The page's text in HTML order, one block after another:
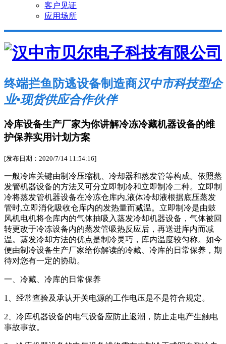
客户见证
应用场所
终端拦鱼防逃设备制造商汉中市科技型企
业•现货供应合作伙伴
冷库设备生产厂家为你讲解冷冻冷藏机器设备的维
护保养实用计划方案
[发布日期：2020/7/14 11:54:16]
一般冷库关键由制冷压缩机、冷却器和蒸发管等构成。依照蒸
发管机器设备的方法又可分立即制冷和立即制冷二种。立即制
冷将蒸发管机器设备在冷冻仓库内,液体冷却液根据底压蒸发
管时,立即消化吸收仓库内的发热量而减温。立即制冷是由鼓
风机电机将仓库内的气体抽吸入蒸发冷却机器设备，气体被回
转更改于冷冻设备内的蒸发管吸热反应后，再送进库内而减
温。蒸发冷却方法的优点是制冷灵巧，库内温度较匀称。如今
便由制冷设备生产厂家给你解读的冷藏、冷库的日常保养，期
待对您有一定的协助。
一、冷藏、冷库的日常保养
1、经常查验及承认开关电源的工作电压是不是符合规定。
2、冷库机器设备的电气设备应防止返潮，防止走电产生触电
事故事故。